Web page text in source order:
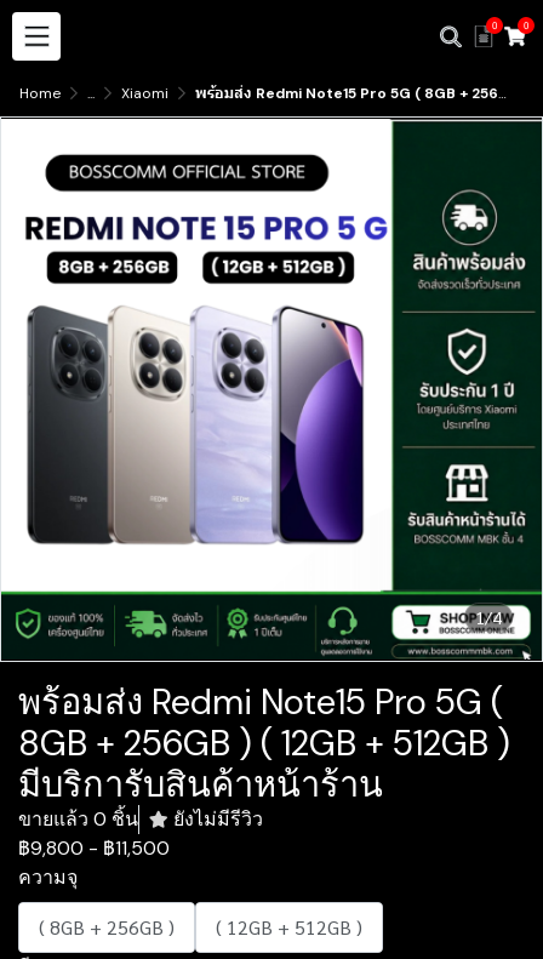
0 0
Home ... Xiaomi พร้อมส่ง Redmi Note15 Pro 5G ( 8GB + 256GB ) ( 12GB + 512GB ) มีบริการับสินค้าหน้าร้าน
1/4
พร้อมส่ง Redmi Note15 Pro 5G (
8GB + 256GB ) ( 12GB + 512GB )
มีบริการับสินค้าหน้าร้าน
ขายแล้ว 0 ชิ้น
ยังไม่มีรีวิว
฿9,800 - ฿11,500
ความจุ
( 8GB + 256GB )
( 12GB + 512GB )